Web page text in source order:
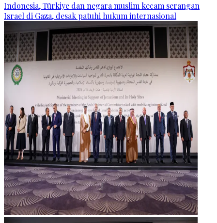
Indonesia, Türkiye dan negara muslim kecam serangan
Israel di Gaza, desak patuhi hukum internasional